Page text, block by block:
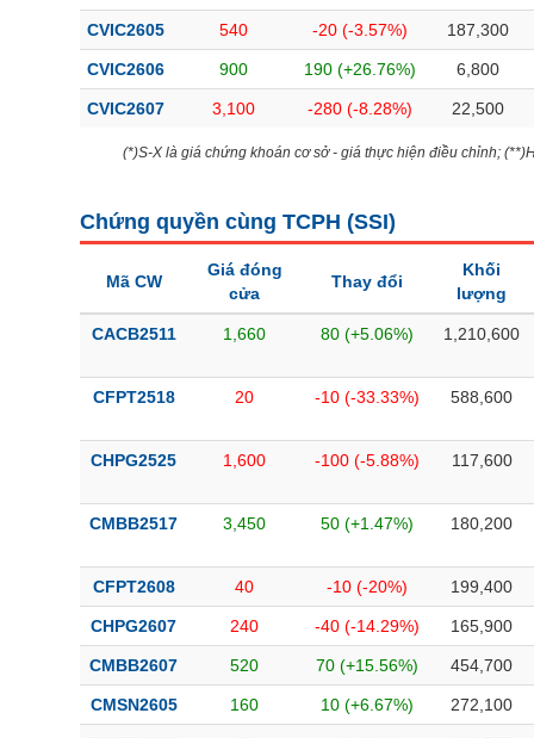
CVIC2605 540 -20 (-3.57%) 187,300
CVIC2606 900 190 (+26.76%) 6,800
CVIC2607 3,100 -280 (-8.28%) 22,500
(*)S-X là giá chứng khoán cơ sở - giá thực hiện điều chỉnh;
Chứng quyền cùng TCPH (SSI)
Mã CW
Giá đóng
cửa
Thay đổi
Khối
lượng
CACB2511 1,660 80 (+5.06%) 1,210,600
CFPT2518 20 -10 (-33.33%) 588,600
CHPG2525 1,600 -100 (-5.88%) 117,600
CMBB2517 3,450 50 (+1.47%) 180,200
CFPT2608 40 -10 (-20%) 199,400
CHPG2607 240 -40 (-14.29%) 165,900
CMBB2607 520 70 (+15.56%) 454,700
CMSN2605 160 10 (+6.67%) 272,100
Bài viết của tác giả(-)
Báo cáo phân tích(-)
Thuật ngữ
Dịch vụ(-)
Sách tài chính
Công cụ đầu tư
Dữ liệu tài chính